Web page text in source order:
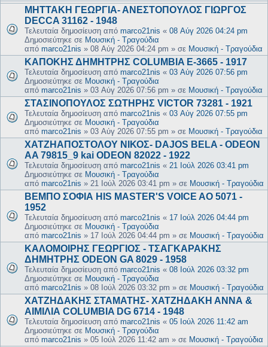
ΜΗΤΤΑΚΗ ΓΕΩΡΓΙΑ- ΑΝΕΣΤΟΠΟΥΛΟΣ ΓΙΩΡΓΟΣ
DECCA 31162 - 1948
Τελευταία δημοσίευση από marco21nis « 08 Αύγ 2026 04:24 pm
Δημοσιεύτηκε σε Μουσική - Τραγούδια
από marco21nis » 08 Αύγ 2026 04:24 pm » σε Μουσική - Τραγούδια
ΚΑΠΟΚΗΣ ΔΗΜΗΤΡΗΣ COLUMBIA E-3665 - 1917
Τελευταία δημοσίευση από marco21nis « 03 Αύγ 2026 07:56 pm
Δημοσιεύτηκε σε Μουσική - Τραγούδια
από marco21nis » 03 Αύγ 2026 07:56 pm » σε Μουσική - Τραγούδια
ΣΤΑΣΙΝΟΠΟΥΛΟΣ ΣΩΤΗΡΗΣ VICTOR 73281 - 1921
Τελευταία δημοσίευση από marco21nis « 03 Αύγ 2026 07:55 pm
Δημοσιεύτηκε σε Μουσική - Τραγούδια
από marco21nis » 03 Αύγ 2026 07:55 pm » σε Μουσική - Τραγούδια
ΧΑΤΖΗΑΠΟΣΤΟΛΟΥ ΝΙΚΟΣ- DAJOS BELA - ODEON
AA 79815_9 kai ODEON 82022 - 1922
Τελευταία δημοσίευση από marco21nis « 21 Ιούλ 2026 03:41 pm
Δημοσιεύτηκε σε Μουσική - Τραγούδια
από marco21nis » 21 Ιούλ 2026 03:41 pm » σε Μουσική - Τραγούδια
ΒΕΜΠΟ ΣΟΦΙΑ HIS MASTER'S VOICE AO 5071 -
1952
Τελευταία δημοσίευση από marco21nis « 17 Ιούλ 2026 04:44 pm
Δημοσιεύτηκε σε Μουσική - Τραγούδια
από marco21nis » 17 Ιούλ 2026 04:44 pm » σε Μουσική - Τραγούδια
ΚΑΛΟΜΟΙΡΗΣ ΓΕΩΡΓΙΟΣ - ΤΣΑΓΚΑΡΑΚΗΣ
ΔΗΜΗΤΡΗΣ ODEON GA 8029 - 1958
Τελευταία δημοσίευση από marco21nis « 08 Ιούλ 2026 03:32 pm
Δημοσιεύτηκε σε Μουσική - Τραγούδια
από marco21nis » 08 Ιούλ 2026 03:32 pm » σε Μουσική - Τραγούδια
ΧΑΤΖΗΔΑΚΗΣ ΣΤΑΜΑΤΗΣ- ΧΑΤΖΗΔΑΚΗ ΑΝΝΑ &
ΑΙΜΙΛΙΑ COLUMBIA DG 6714 - 1948
Τελευταία δημοσίευση από marco21nis « 05 Ιούλ 2026 11:42 am
Δημοσιεύτηκε σε Μουσική - Τραγούδια
από marco21nis » 05 Ιούλ 2026 11:42 am » σε Μουσική - Τραγούδια